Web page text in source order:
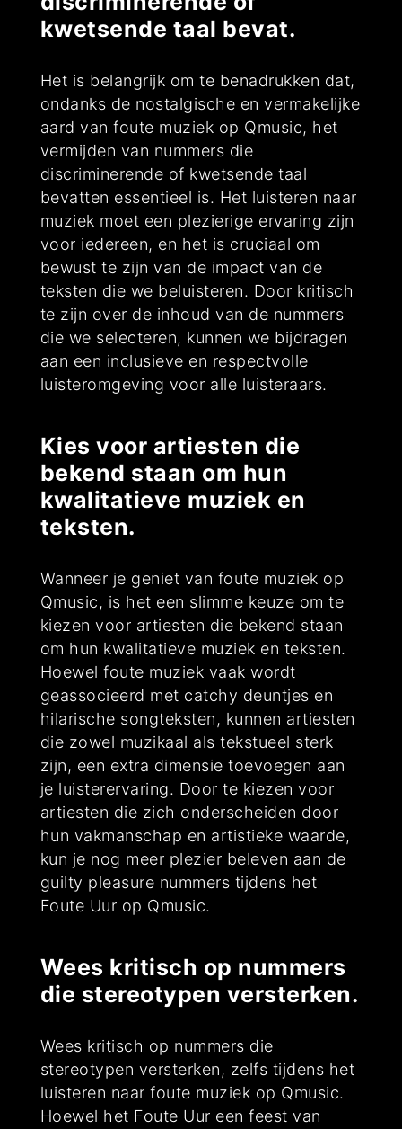
kwetsende taal bevat.
Het is belangrijk om te benadrukken dat,
ondanks de nostalgische en vermakelijke
aard van foute muziek op Qmusic, het
vermijden van nummers die
discriminerende of kwetsende taal
bevatten essentieel is. Het luisteren naar
muziek moet een plezierige ervaring zijn
voor iedereen, en het is cruciaal om
bewust te zijn van de impact van de
teksten die we beluisteren. Door kritisch
te zijn over de inhoud van de nummers
die we selecteren, kunnen we bijdragen
aan een inclusieve en respectvolle
luisteromgeving voor alle luisteraars.
Kies voor artiesten die
bekend staan om hun
kwalitatieve muziek en
teksten.
Wanneer je geniet van foute muziek op
Qmusic, is het een slimme keuze om te
kiezen voor artiesten die bekend staan
om hun kwalitatieve muziek en teksten.
Hoewel foute muziek vaak wordt
geassocieerd met catchy deuntjes en
hilarische songteksten, kunnen artiesten
die zowel muzikaal als tekstueel sterk
zijn, een extra dimensie toevoegen aan
je luisterervaring. Door te kiezen voor
artiesten die zich onderscheiden door
hun vakmanschap en artistieke waarde,
kun je nog meer plezier beleven aan de
guilty pleasure nummers tijdens het
Foute Uur op Qmusic.
Wees kritisch op nummers
die stereotypen versterken.
Wees kritisch op nummers die
stereotypen versterken, zelfs tijdens het
luisteren naar foute muziek op Qmusic.
Hoewel het Foute Uur een feest van